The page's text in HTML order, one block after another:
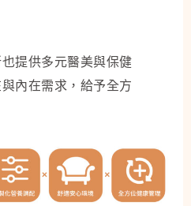
提供多元醫美與保健
內在需求，給予全方